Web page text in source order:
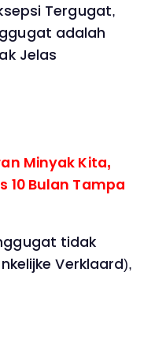
Tergugat,
adalah
Jelas
Minyak Kita,
10 Bulan Tampa
tidak
Verklaard),